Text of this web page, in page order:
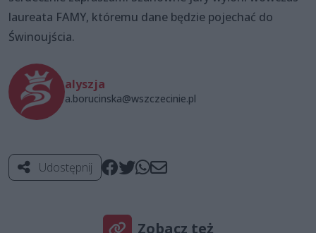
laureata FAMY, któremu dane będzie pojechać do
Świnoujścia.
alyszja
a.borucinska@wszczecinie.pl
Udostępnij
Zobacz też